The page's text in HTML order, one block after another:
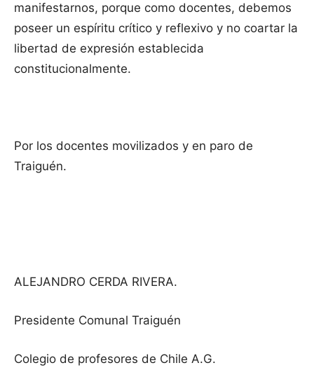
manifestarnos, porque como docentes, debemos
poseer un espíritu crítico y reflexivo y no coartar la
libertad de expresión establecida
constitucionalmente.
Por los docentes movilizados y en paro de
Traiguén.
ALEJANDRO CERDA RIVERA.
Presidente Comunal Traiguén
Colegio de profesores de Chile A.G.